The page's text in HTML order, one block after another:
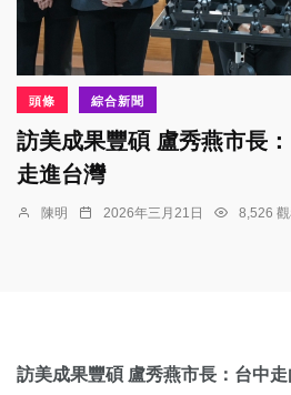
頭條 綜合新聞
訪美成果豐碩 盧秀燕市長
走進台灣
陳明 2026年三月21日 8,526
訪美成果豐碩 盧秀燕市長：台中